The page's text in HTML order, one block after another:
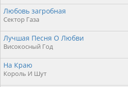
Любовь загробная
Сектор Газа
Лучшая Песня О Любви
Високосный Год
На Краю
Король И Шут